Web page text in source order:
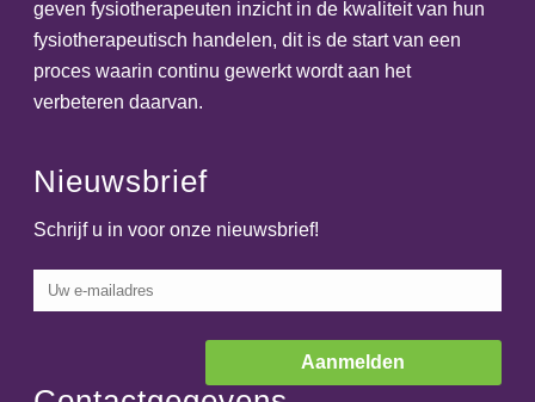
geven fysiotherapeuten inzicht in de kwaliteit van hun
fysiotherapeutisch handelen, dit is de start van een
proces waarin continu gewerkt wordt aan het
verbeteren daarvan.
Nieuwsbrief
Schrijf u in voor onze nieuwsbrief!